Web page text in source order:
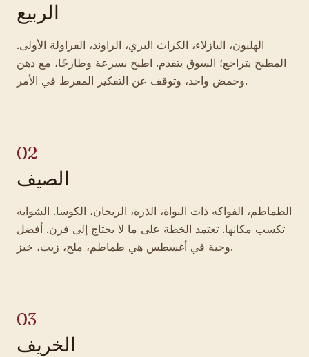
الربيع
الهليون، البازلاء، الكراث البري، الراوند، الفراولة الأولى.
المطبخ يتراجع؛ السوق يتقدم. اطبخ بسرعة وطازجًا، مع دهن
وحمض واحد، وتوقف عن التفكير المفرط في الأمر.
02
الصيف
الطماطم، الفواكه ذات النواة، الذرة، الريحان، الكوسا. الشواية
تكسب مكانها. تعتمد الخطة على ما لا يحتاج إلى فرن. أفضل
وجبة في أغسطس هي طماطم، ملح، زيت، خبز.
03
الخريف